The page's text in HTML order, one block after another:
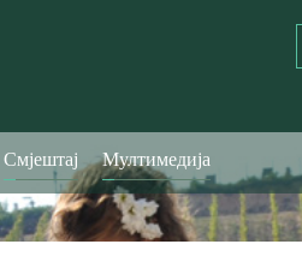
Смјештај Мултимедија